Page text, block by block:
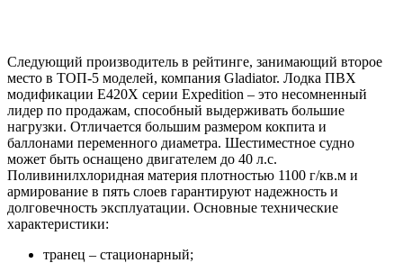
Следующий производитель в рейтинге, занимающий второе
место в ТОП-5 моделей, компания Gladiator. Лодка ПВХ
модификации E420X серии Expedition – это несомненный
лидер по продажам, способный выдерживать большие
нагрузки. Отличается большим размером кокпита и
баллонами переменного диаметра. Шестиместное судно
может быть оснащено двигателем до 40 л.с.
Поливинилхлоридная материя плотностью 1100 г/кв.м и
армирование в пять слоев гарантируют надежность и
долговечность эксплуатации. Основные технические
характеристики:
транец – стационарный;